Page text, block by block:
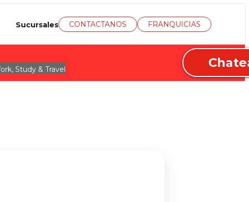
Sucursales CONTACTANOS FRANQUICIAS
Study & Travel